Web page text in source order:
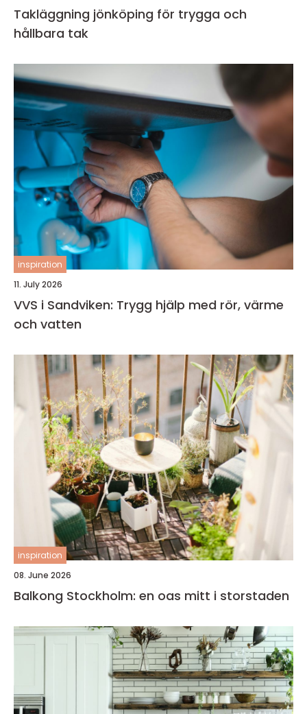
Takläggning jönköping för trygga och
hållbara tak
inspiration
11. July 2026
VVS i Sandviken: Trygg hjälp med rör, värme
och vatten
inspiration
08. June 2026
Balkong Stockholm: en oas mitt i storstaden